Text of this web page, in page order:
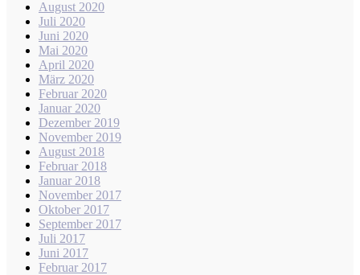
August 2020
Juli 2020
Juni 2020
Mai 2020
April 2020
März 2020
Februar 2020
Januar 2020
Dezember 2019
November 2019
August 2018
Februar 2018
Januar 2018
November 2017
Oktober 2017
September 2017
Juli 2017
Juni 2017
Februar 2017